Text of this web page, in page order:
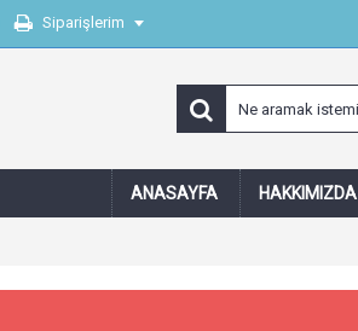
Siparişlerim
ANASAYFA HAKKIMIZDA